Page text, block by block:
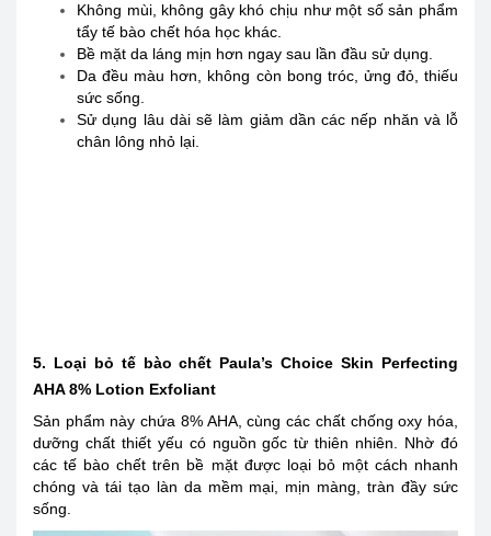
Không mùi, không gây khó chịu như một số sản phẩm
tẩy tế bào chết hóa học khác.
Bề mặt da láng mịn hơn ngay sau lần đầu sử dụng.
Da đều màu hơn, không còn bong tróc, ửng đỏ, thiếu
sức sống.
Sử dụng lâu dài sẽ làm giảm dần các nếp nhăn và lỗ
chân lông nhỏ lại.
5. Loại bỏ tế bào chết Paula’s Choice Skin Perfecting
AHA 8% Lotion Exfoliant
Sản phẩm này chứa 8% AHA, cùng các chất chống oxy hóa,
dưỡng chất thiết yếu có nguồn gốc từ thiên nhiên. Nhờ đó
các tế bào chết trên bề mặt được loại bỏ một cách nhanh
chóng và tái tạo làn da mềm mại, mịn màng, tràn đầy sức
sống.